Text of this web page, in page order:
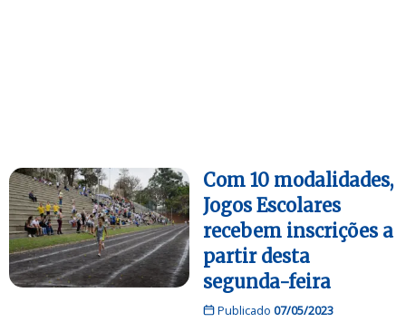
Com 10 modalidades,
Jogos Escolares
recebem inscrições a
partir desta
segunda-feira
Publicado 07/05/2023